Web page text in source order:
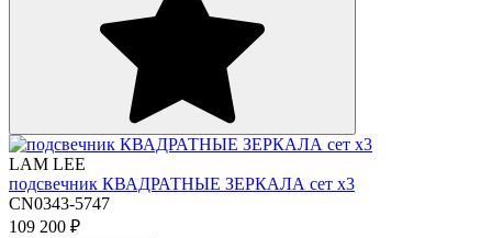
LAM LEE
подсвечник КВАДРАТНЫЕ ЗЕРКАЛА сет х3
CN0343-5747
109 200 ₽